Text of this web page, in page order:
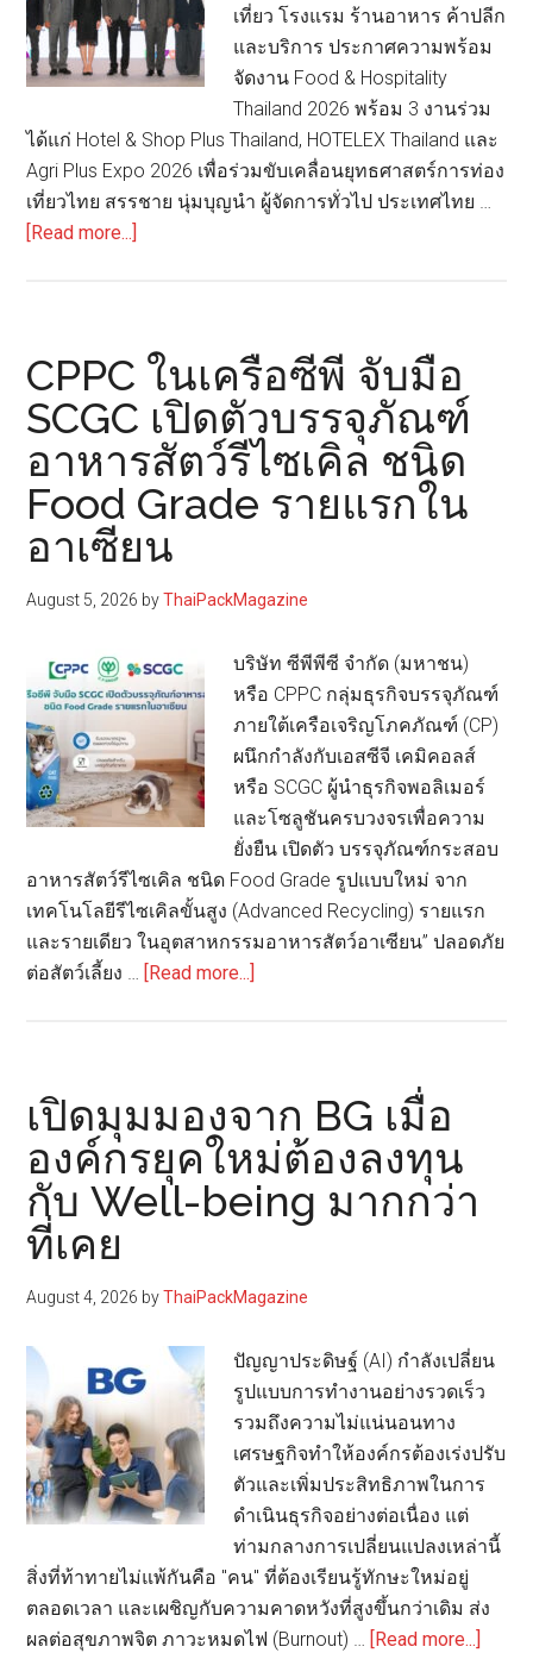
สำหรับ
ผลิตภัณฑ์
นม
เชียงใหม่
เฟรช
มิ
ลค์
เที่ยว โรงแรม ร้านอาหาร ค้าปลีก
และบริการ ประกาศความพร้อม
จัดงาน Food & Hospitality
Thailand 2026 พร้อม 3 งานร่วม
ได้แก่ Hotel & Shop Plus Thailand, HOTELEX Thailand และ
Agri Plus Expo 2026 เพื่อร่วมขับเคลื่อนยุทธศาสตร์การท่อง
เที่ยวไทย สรรชาย นุ่มบุญนำ ผู้จัดการทั่วไป ประเทศไทย …
[Read more...]
มาร์เก็ต
ผนึก
เครือ
ข่าย
ธุรกิจ
ท่อง
และ
จัด
Food
Hospitality
Thailand
2026
CPPC ในเครือซีพี จับมือ
SCGC เปิดตัวบรรจุภัณฑ์
อาหารสัตว์รีไซเคิล ชนิด
Food Grade รายแรกใน
อาเซียน
August 5, 2026 byThaiPackMagazine
บริษัท ซีพีพีซี จำกัด (มหาชน)
หรือ CPPC กลุ่มธุรกิจบรรจุภัณฑ์
ภายใต้เครือเจริญโภคภัณฑ์ (CP)
ผนึกกำลังกับเอสซีจี เคมิคอลส์
หรือ SCGC ผู้นำธุรกิจพอลิเมอร์
และโซลูชันครบวงจรเพื่อความ
ยั่งยืน เปิดตัว บรรจุภัณฑ์กระสอบ
อาหารสัตว์รีไซเคิล ชนิด Food Grade รูปแบบใหม่ จาก
เทคโนโลยีรีไซเคิลขั้นสูง (Advanced Recycling) รายแรก
และรายเดียว ในอุตสาหกรรมอาหารสัตว์อาเซียน” ปลอดภัย
ต่อสัตว์เลี้ยง …
[Read more...]
จับ
มือ
SCGC
เปิด
ภัณฑ์
สัตว์
รีไซเคิล
ชนิด
Food
Grade
ราย
แรก
ใน
อาเซียน
เปิดมุมมองจาก BG เมื่อ
องค์กรยุคใหม่ต้องลงทุน
กับ Well-being มากกว่า
ที่เคย
August 4, 2026 byThaiPackMagazine
ปัญญาประดิษฐ์ (AI) กำลังเปลี่ยน
รูปแบบการทำงานอย่างรวดเร็ว
รวมถึงความไม่แน่นอนทาง
เศรษฐกิจทำให้องค์กรต้องเร่งปรับ
ตัวและเพิ่มประสิทธิภาพในการ
ดำเนินธุรกิจอย่างต่อเนื่อง แต่
ท่ามกลางการเปลี่ยนแปลงเหล่านี้
สิ่งที่ท้าทายไม่แพ้กันคือ "คน" ที่ต้องเรียนรู้ทักษะใหม่อยู่
ตลอดเวลา และเผชิญกับความคาดหวังที่สูงขึ้นกว่าเดิม ส่ง
ผลต่อสุขภาพจิต ภาวะหมดไฟ (Burnout) …
[Read more...]